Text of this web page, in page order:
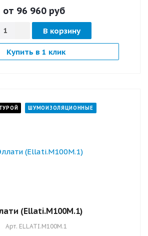
от 96 960 руб
В корзину
Купить в 1 клик
ШУМОИЗОЛЯЦИОННЫЕ
(Ellati.M100M.1)
Арт. ELLATI.M100M.1